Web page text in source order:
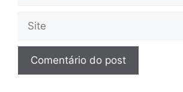
Site